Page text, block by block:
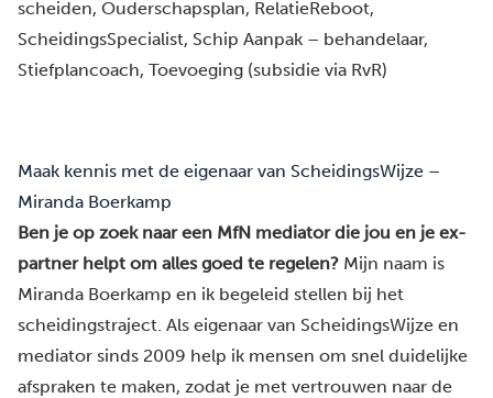
scheiden, Ouderschapsplan, RelatieReboot
ScheidingsSpecialist, Schip Aanpak – behandelaar
Stiefplancoach, Toevoeging (subsidie via RvR)
Maak kennis met de eigenaar van ScheidingsWijze –
Miranda Boerkamp
Ben je op zoek naar een MfN mediator die jou en je ex-
partner helpt om alles goed te regelen? Mijn naam is
Miranda Boerkamp en ik begeleid stellen bij het
scheidingstraject. Als eigenaar van ScheidingsWijze en
mediator sinds 2009 help ik mensen om snel duidelijke
afspraken te maken, zodat je met vertrouwen naar de